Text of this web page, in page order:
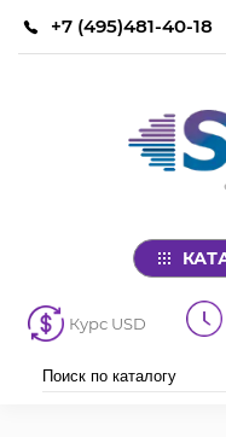
+7 (495)481-40-18
Курс USD